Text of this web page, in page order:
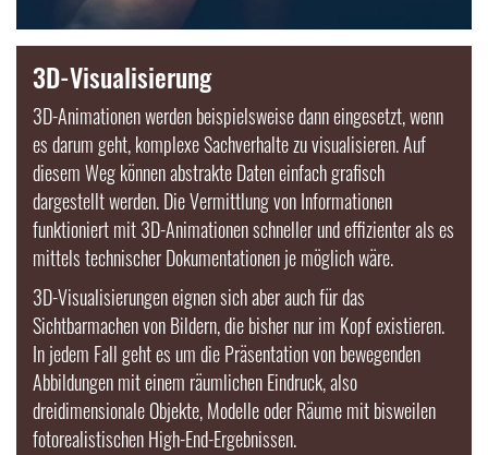
3D-Visualisierung
3D-Animationenwerden beispielsweise dann eingesetzt, wenn
es darum geht, komplexe Sachverhalte zu visualisieren. Auf
diesem Weg können abstrakte Daten einfach grafisch
dargestellt werden. Die Vermittlung von Informationen
funktioniert mit3D-Animationenschneller und effizienter als es
mittels technischer Dokumentationen je möglich wäre.
3D-Visualisierungeneignen sich aber auch für das
Sichtbarmachen von Bildern, die bisher nur im Kopf existieren.
In jedem Fall geht es um die Präsentation von bewegenden
Abbildungen mit einem räumlichen Eindruck, also
dreidimensionale Objekte, Modelle oder Räume mit bisweilen
fotorealistischen High-End-Ergebnissen.